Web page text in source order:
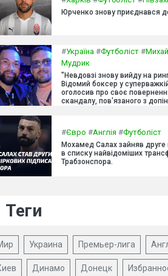
Юрченко знову приєднався
#Україна #Футболіст #
Мудрик
"Невдовзі знову вийду на
Відомий боксер у
оголосив про своє
скандалу, пов'язаного з
#Євро #Англія #Футболіст
Мохамед Салах зайняв друге
в списку найвідоміших
Трабзонспора.
Теги
Украина Премьер-лига
Динамо Донецк